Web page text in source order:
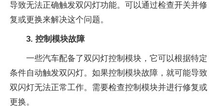
导致无法正确触发双闪灯功能。可以通过检查开关并修
复或更换来解决这个问题。
3. 控制模块故障
一些汽车配备了双闪灯控制模块，它可以根据特定
条件自动触发双闪灯。如果控制模块故障，就可能导致
双闪灯无法正常工作。需要检查控制模块并进行修复或
更换。